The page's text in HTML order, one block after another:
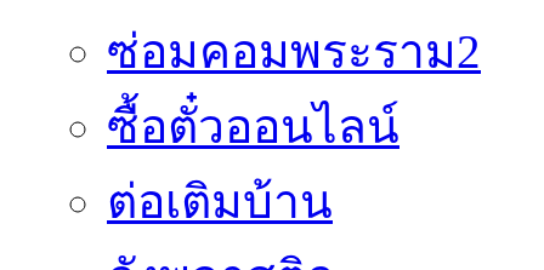
ซ่อมคอมพระราม2
ซื้อตั๋วออนไลน์
ต่อเติมบ้าน